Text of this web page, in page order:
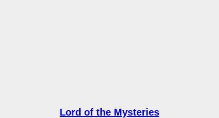
Lord of the Mysteries